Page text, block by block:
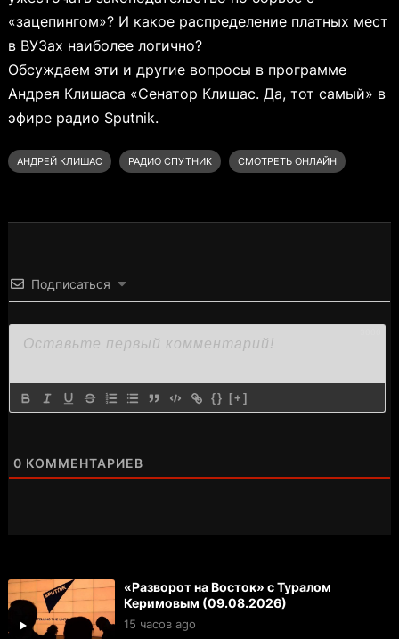
«зацепингом»? И какое распределение платных мест
в ВУЗах наиболее логично?
Обсуждаем эти и другие вопросы в программе
Андрея Клишаса «Сенатор Клишас. Да, тот самый» в
эфире радио Sputnik.
АНДРЕЙ КЛИШАС РАДИО СПУТНИК СМОТРЕТЬ ОНЛАЙН
Подписаться
{} [+]
0 КОММЕНТАРИЕВ
«Разворот на Восток» с Туралом
Керимовым (09.08.2026)
15 часов ago